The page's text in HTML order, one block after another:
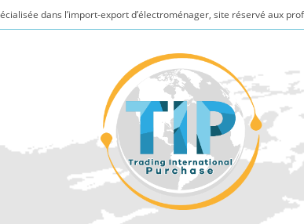
dans l’import-export d’électroménager, site réservé aux